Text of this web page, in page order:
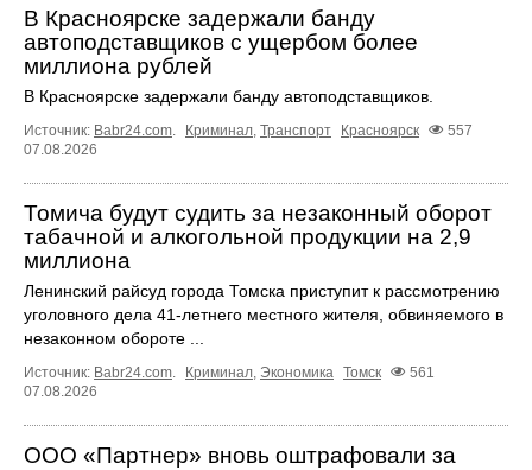
В Красноярске задержали банду
автоподставщиков с ущербом более
миллиона рублей
В Красноярске задержали банду автоподставщиков.
Источник: Babr24.com. Криминал, Транспорт Красноярск
557
07.08.2026
Томича будут судить за незаконный оборот
табачной и алкогольной продукции на 2,9
миллиона
Ленинский райсуд города Томска приступит к рассмотрению
уголовного дела 41-летнего местного жителя, обвиняемого в
незаконном обороте ...
Источник: Babr24.com. Криминал, Экономика Томск
561
07.08.2026
ООО «Партнер» вновь оштрафовали за